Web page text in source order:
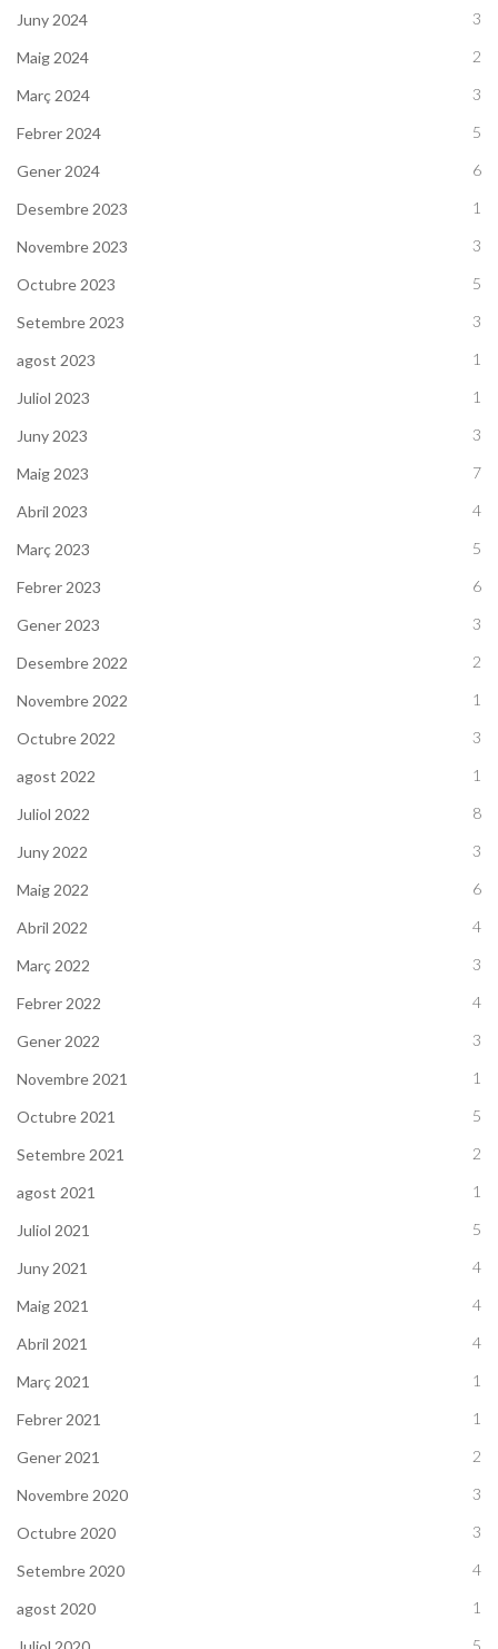
Juny 2024 3
Maig 2024 2
Març 2024 3
Febrer 2024 5
Gener 2024 6
Desembre 2023 1
Novembre 2023 3
Octubre 2023 5
Setembre 2023 3
agost 2023 1
Juliol 2023 1
Juny 2023 3
Maig 2023 7
Abril 2023 4
Març 2023 5
Febrer 2023 6
Gener 2023 3
Desembre 2022 2
Novembre 2022 1
Octubre 2022 3
agost 2022 1
Juliol 2022 8
Juny 2022 3
Maig 2022 6
Abril 2022 4
Març 2022 3
Febrer 2022 4
Gener 2022 3
Novembre 2021 1
Octubre 2021 5
Setembre 2021 2
agost 2021 1
Juliol 2021 5
Juny 2021 4
Maig 2021 4
Abril 2021 4
Març 2021 1
Febrer 2021 1
Gener 2021 2
Novembre 2020 3
Octubre 2020 3
Setembre 2020 4
agost 2020 1
5